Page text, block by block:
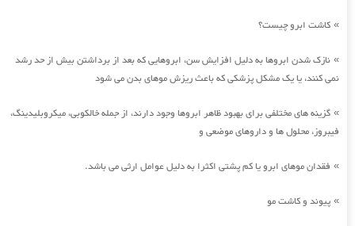
» کاشت ابرو چیست؟
» نازک شدن ابروها به دلیل افزایش سن، ابروهایی که بعد از برداشتن بیش از حد رشد
نمی کنند، یا یک مشکل پزشکی که باعث ریزش موهای بدن می شود
» گزینه های مختلفی برای بهبود ظاهر ابروها وجود دارند، از جمله خالکوبی، میکروبلیدینگ،
فیبروز، محلول ها و داروهای موضعی و
» فقدان موهای ابرو یا کم پشتی اکثرا به دلیل عوامل ارثی می باشد.
» پیوند و کاشت مو